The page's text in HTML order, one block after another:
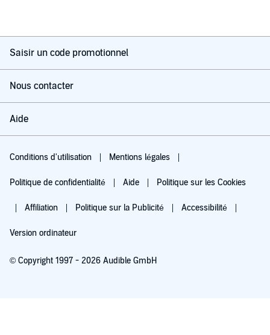
Saisir un code promotionnel
Nous contacter
Aide
Conditions d'utilisation Mentions légales
Politique de confidentialité Aide Politique sur les Cookies
Affiliation Politique sur la Publicité Accessibilité
Version ordinateur
© Copyright 1997 - 2026 Audible GmbH